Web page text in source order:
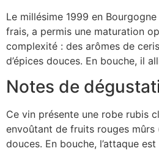
Le millésime 1999 en
frais, a permis une maturation
complexité : des arômes de
d’épices douces. En bouche, il
Notes de
Ce vin présente une robe rubis
envoûtant de fruits rouges
douces. En bouche, l’attaque